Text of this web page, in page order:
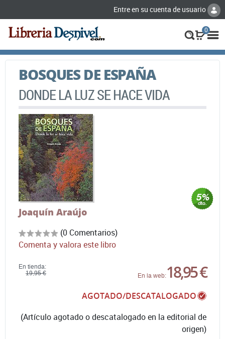
Entre en su cuenta de usuario
0
BOSQUES DE ESPAÑA
DONDE LA LUZ SE HACE VIDA
Joaquín Araújo
(0 Comentarios)
Comenta y valora este libro
En tienda:
19,95 €
En la web:18,95 €
AGOTADO/DESCATALOGADO
(Artículo agotado o descatalogado en la editorial de
origen)